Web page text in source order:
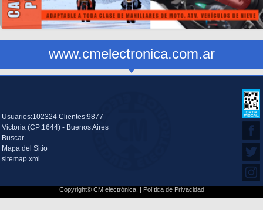
www.cmelectronica.com.ar
Usuarios:102324 Clientes:9877
Victoria (CP:1644) - Buenos Aires
Buscar
Mapa del Sitio
sitemap.xml
Copyright© CM electrónica. | Política de Privacidad